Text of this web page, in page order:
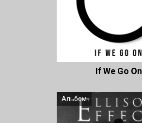
If We Go On
Альбом